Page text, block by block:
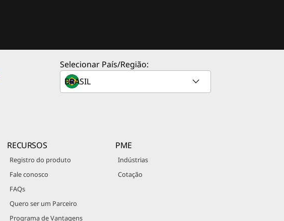
Selecionar País/Região:
RECURSOS
Registro do produto
Fale conosco
FAQs
Quero ser um Parceiro
Programa de Vantagens
PME
Indústrias
Cotação